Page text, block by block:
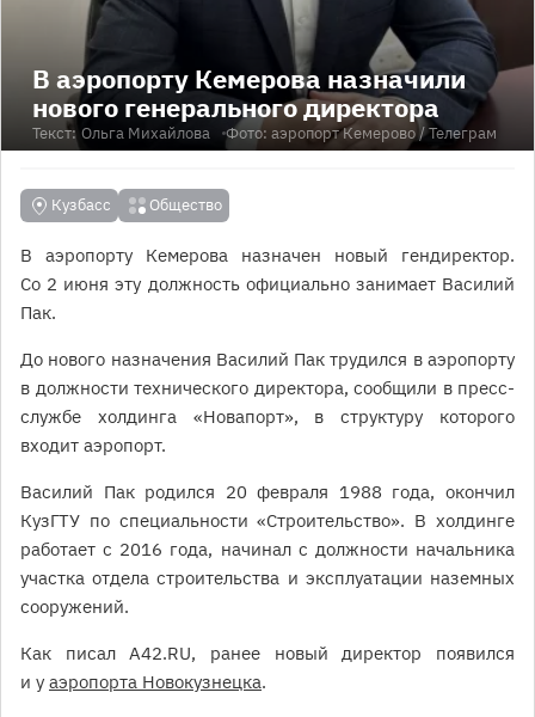
В аэропорту Кемерова назначили
нового генерального директора
Текст: Ольга Михайлова Фото: аэропорт Кемерово/ Телеграм
Кузбасс Общество
В аэропорту Кемерова назначен новый гендиректор.
Со 2 июня эту должность официально занимает Василий
Пак.
До нового назначения Василий Пак трудился в аэропорту
в должности технического директора, сообщили в пресс-
службе холдинга «Новапорт», в структуру которого
входит аэропорт.
Василий Пак родился 20 февраля 1988 года, окончил
КузГТУ по специальности «Строительство». В холдинге
работает с 2016 года, начинал с должности начальника
участка отдела строительства и эксплуатации наземных
сооружений.
Как писал A42.RU, ранее новый директор появился
и у аэропорта Новокузнецка.